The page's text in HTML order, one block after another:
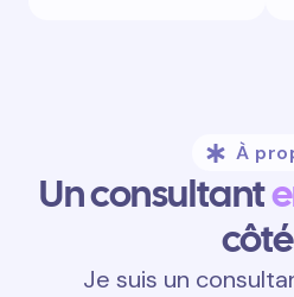
À
Un consultant
Je suis un